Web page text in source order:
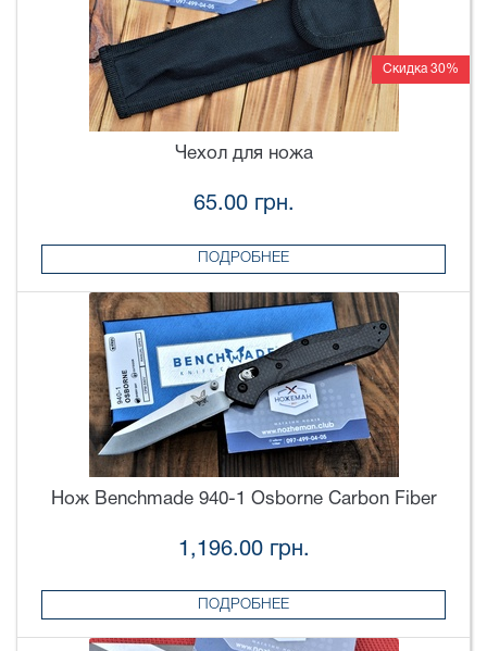
Скидка 30%
Чехол для ножа
65.00 грн.
ПОДРОБНЕЕ
Нож Benchmade 940-1 Osborne Carbon Fiber
1,196.00 грн.
ПОДРОБНЕЕ